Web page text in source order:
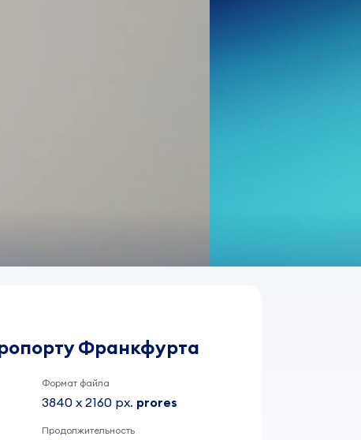
Франкфурта
Формат файла
3840 x 2160 px. prores
Продолжительность